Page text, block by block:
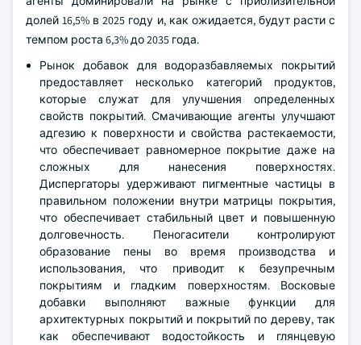
долей 16,5% в 2025 году и, как ожидается, будут расти с
темпом роста 6,3% до 2035 года.
Рынок добавок для водоразбавляемых покрытий
предоставляет несколько категорий продуктов,
которые служат для улучшения определенных
свойств покрытий. Смачивающие агенты улучшают
адгезию к поверхности и свойства растекаемости,
что обеспечивает равномерное покрытие даже на
сложных для нанесения поверхностях.
Диспергаторы удерживают пигментные частицы в
правильном положении внутри матрицы покрытия,
что обеспечивает стабильный цвет и повышенную
долговечность. Пеногасители контролируют
образование пены во время производства и
использования, что приводит к безупречным
покрытиям и гладким поверхностям. Восковые
добавки выполняют важные функции для
архитектурных покрытий и покрытий по дереву, так
как обеспечивают водостойкость и глянцевую